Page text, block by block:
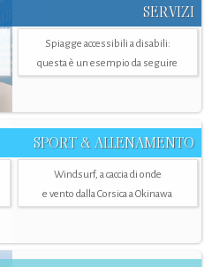
SERVIZI
Spiagge accessibili a disabili:
questa è un esempio da seguire
SPORT & ALLENAMENTO
Windsurf, a caccia di onde
e vento dalla Corsica a Okinawa